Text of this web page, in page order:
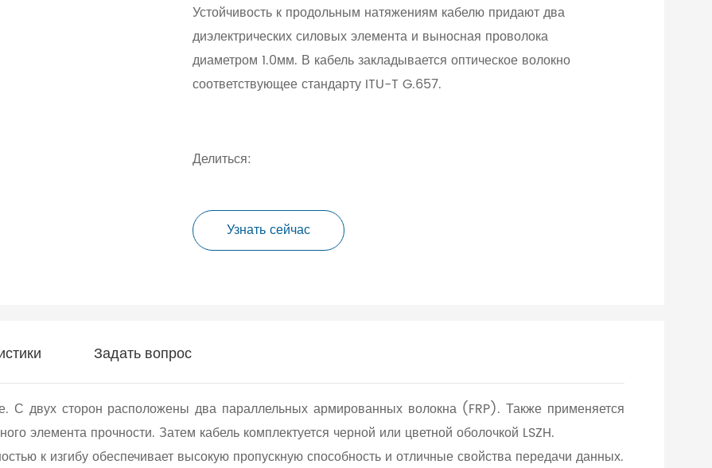
Устойчивость к продольным натяжениям кабелю придают два
диэлектрических силовых элемента и выносная проволока
диаметром 1.0мм. В кабель закладывается оптическое волокно
соответствующее стандарту ITU-T G.657.
Делиться:
Узнать сейчас
Задать вопрос
С двух сторон расположены два параллельных армированных волокна (FRP). Также применяется
элемента прочности. Затем кабель комплектуется черной или цветной оболочкой LSZH.
к изгибу обеспечивает высокую пропускную способность и отличные свойства передачи данных.